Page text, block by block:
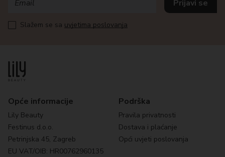
Opće informacije
Lily Beauty
Festinus d.o.o.
Petrinjska 45, Zagreb
EU VAT/OIB: HR00762960135
Podrška
Pravila privatnosti
Dostava i plaćanje
Opći uvjeti poslovanja
Slažem se sa uvjetima poslovanja